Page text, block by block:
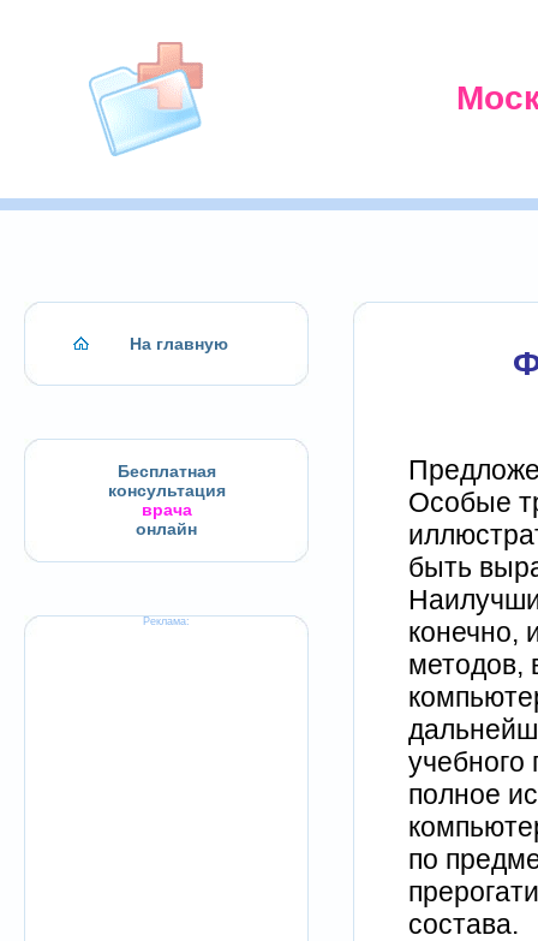
На главную
Бесплатная
консультация
врача
онлайн
Реклама:
Особые
быть
конечно,
методов,
учебного
полное
по
состава.